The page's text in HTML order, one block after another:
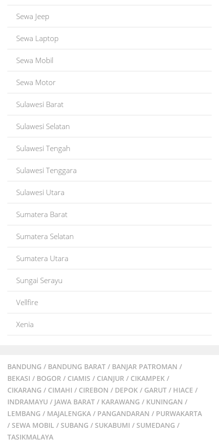
BANDUNG / BANDUNG BARAT / BANJAR PATROMAN /
BEKASI / BOGOR / CIAMIS / CIANJUR / CIKAMPEK /
CIKARANG / CIMAHI / CIREBON / DEPOK / GARUT / HIACE /
INDRAMAYU / JAWA BARAT / KARAWANG / KUNINGAN /
LEMBANG / MAJALENGKA / PANGANDARAN / PURWAKARTA
/ SEWA MOBIL / SUBANG / SUKABUMI / SUMEDANG /
TASIKMALAYA
Sewa Jeep
Sewa Laptop
Sewa Mobil
Sewa Motor
Sulawesi Barat
Sulawesi Selatan
Sulawesi Tengah
Sulawesi Tenggara
Sulawesi Utara
Sumatera Barat
Sumatera Selatan
Sumatera Utara
Sungai Serayu
Vellfire
Xenia